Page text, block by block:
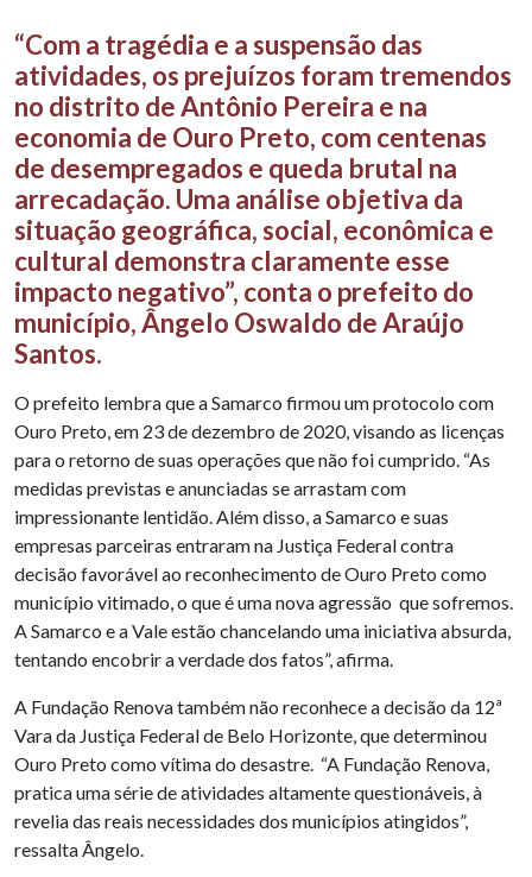
“Com a tragédia e a suspensão das
atividades, os prejuízos foram tremendos
no distrito de Antônio Pereira e na
economia de Ouro Preto, com centenas
de desempregados e queda brutal na
arrecadação. Uma análise objetiva da
situação geográfica, social, econômica e
cultural demonstra claramente esse
impacto negativo”, conta o prefeito do
município, Ângelo Oswaldo de Araújo
Santos.
O prefeito lembra que a Samarco firmou um protocolo com
Ouro Preto, em 23 de dezembro de 2020, visando as licenças
para o retorno de suas operações que não foi cumprido. “As
medidas previstas e anunciadas se arrastam com
impressionante lentidão. Além disso, a Samarco e suas
empresas parceiras entraram na Justiça Federal contra
decisão favorável ao reconhecimento de Ouro Preto como
município vitimado, o que é uma nova agressão que sofremos.
A Samarco e a Vale estão chancelando uma iniciativa absurda,
tentando encobrir a verdade dos fatos”, afirma.
A Fundação Renova também não reconhece a decisão da 12ª
Vara da Justiça Federal de Belo Horizonte, que determinou
Ouro Preto como vítima do desastre. “A Fundação Renova,
pratica uma série de atividades altamente questionáveis, à
revelia das reais necessidades dos municípios atingidos”,
ressalta Ângelo.